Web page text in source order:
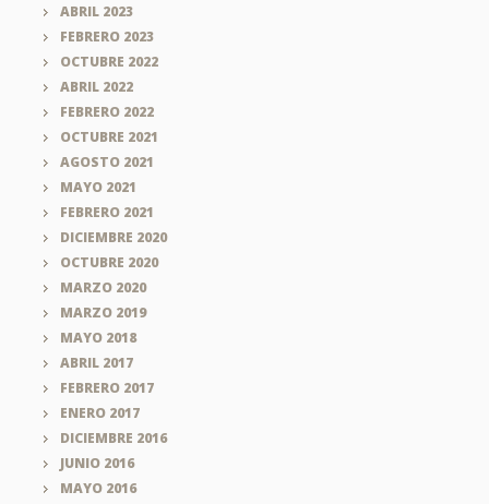
ABRIL 2023
FEBRERO 2023
OCTUBRE 2022
ABRIL 2022
FEBRERO 2022
OCTUBRE 2021
AGOSTO 2021
MAYO 2021
FEBRERO 2021
DICIEMBRE 2020
OCTUBRE 2020
MARZO 2020
MARZO 2019
MAYO 2018
ABRIL 2017
FEBRERO 2017
ENERO 2017
DICIEMBRE 2016
JUNIO 2016
MAYO 2016